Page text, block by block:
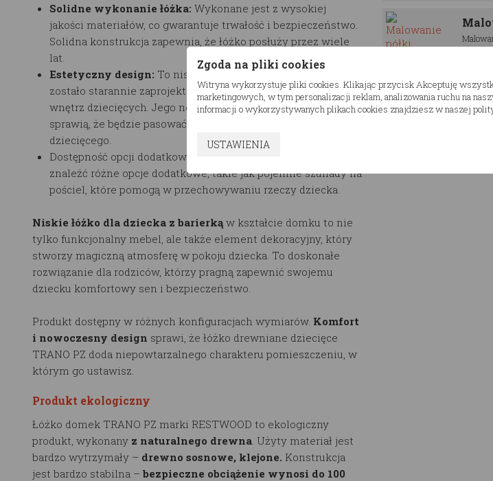
Solidne wykonanie łóżka: Wykonane jest z wysokiej
jakości materiałów, co gwarantuje trwałość i bezpieczeństwo.
Solidna konstrukcja zapewnia, że łóżko posłuży przez wiele
lat.
Estetyczny design: To niskie łóżko dla dziecka z barierką
zostało starannie zaprojektowane, aby pasowało do różnych
wnętrz dziecięcych. Jego neutralny kolor i uroczy wygląd
sprawią, że będzie pasować do wielu aranżacji pokoju
dziecięcego.
Dostępność opcji dodatkowych: Na stronie producenta można
znaleźć różne opcje dodatkowe, takie jak pojemne szuflady na
pościel, które pomogą w przechowywaniu rzeczy dziecka.
Niskie łóżko dla dziecka z barierką w kształcie domku to nie
tylko funkcjonalny mebel, ale także element dekoracyjny, który
stworzy magiczną atmosferę w pokoju dziecka. To doskonałe
rozwiązanie dla rodziców, którzy pragną zapewnić swojemu
dziecku komfortowy sen i bezpieczeństwo.
Produkt dostępny w różnych konfiguracjach wymiarów. Komfort
i nowoczesny design sprawi, że łóżko drewniane dziecięce
TRANO PZ doda niepowtarzalnego charakteru pomieszczeniu, w
którym go ustawisz.
Produkt ekologiczny
Łóżko domek TRANO PZ marki RESTWOOD to ekologiczny
produkt, wykonany z naturalnego drewna . Użyty materiał jest
bardzo wytrzymały – drewno sosnowe, klejone. Konstrukcja
jest bardzo stabilna – bezpieczne obciążenie wynosi do 100
1110.00
Zgoda na pliki cookies
Witryna wykorzystuje pliki cookies. Klikając przycisk Akceptuję
marketingowych, w tym personalizacji reklam, analizowania ruchu na
informacji o wykorzystywanych plikach cookies znajdziesz w naszej
USTAWIENIA